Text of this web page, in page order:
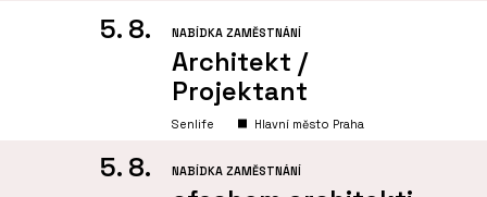
5. 8. NABÍDKA ZAMĚSTNÁNÍ
Architekt /
Projektant
Senlife Hlavní město Praha
5. 8. NABÍDKA ZAMĚSTNÁNÍ